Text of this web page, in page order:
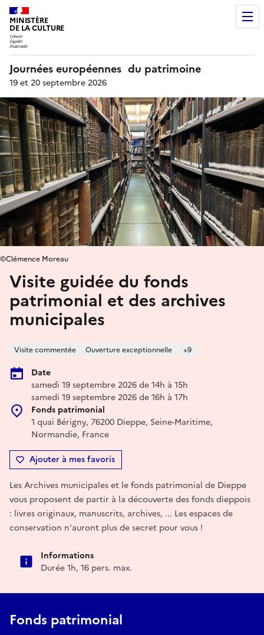
MINISTÈRE
DE LA CULTURE
Journées européennes du patrimoine
19 et 20 septembre 2026
Visite guidée du fonds
patrimonial et des archives
municipales
Visite commentée Ouverture exceptionnelle +9
Date
samedi 19 septembre 2026 de 14h à 15h
samedi 19 septembre 2026 de 16h à 17h
Fonds patrimonial
1 quai Bérigny, 76200 Dieppe, Seine-Maritime,
Normandie, France
Ajouter à mes favoris
©Clémence Moreau
Les Archives municipales et le fonds patrimonial de Dieppe
vous proposent de partir à la découverte des fonds dieppois
: livres originaux, manuscrits, archives, ... Les espaces de
conservation n'auront plus de secret pour vous !
Informations
Durée 1h, 16 pers. max.
Fonds patrimonial